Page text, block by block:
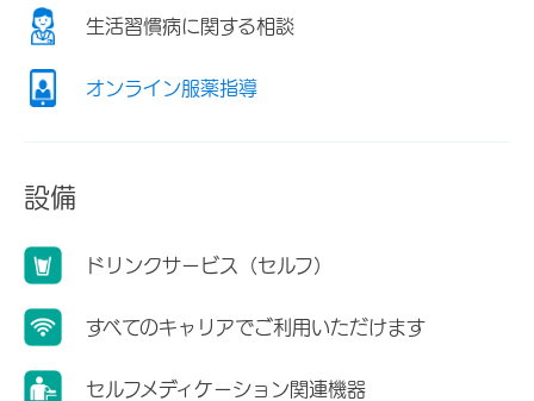
生活習慣病に関する相談
オンライン服薬指導
設備
ドリンクサービス（セルフ）
すべてのキャリアでご利用いただけます
セルフメディケーション関連機器